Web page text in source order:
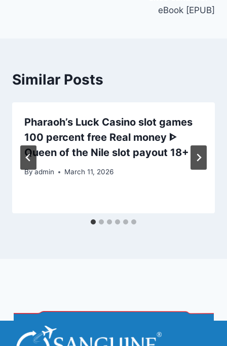
eBook [EPUB]
Similar Posts
Pharaoh’s Luck Casino slot games
100 percent free Real money ᐈ
Queen of the Nile slot payout 18+
Byadmin March 11, 2026